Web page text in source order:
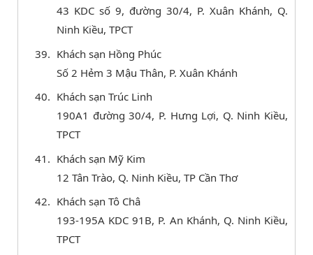
43 KDC số 9, đường 30/4, P. Xuân Khánh, Q.
Ninh Kiều, TPCT
Khách sạn Hồng Phúc
Số 2 Hẻm 3 Mậu Thân, P. Xuân Khánh
Khách sạn Trúc Linh
190A1 đường 30/4, P. Hưng Lợi, Q. Ninh Kiều,
TPCT
Khách sạn Mỹ Kim
12 Tân Trào, Q. Ninh Kiều, TP Cần Thơ
Khách sạn Tô Châ
193-195A KDC 91B, P. An Khánh, Q. Ninh Kiều,
TPCT